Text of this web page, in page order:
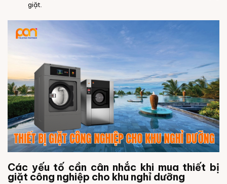
giặt.
Các yếu tố cần cân nhắc khi mua thiết bị
giặt công nghiệp cho khu nghỉ dưỡng